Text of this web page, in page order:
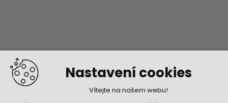
Nastavení cookies
Vítejte na našem webu!